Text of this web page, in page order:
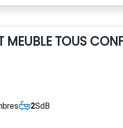
MEUBLE TOUS
2SdB